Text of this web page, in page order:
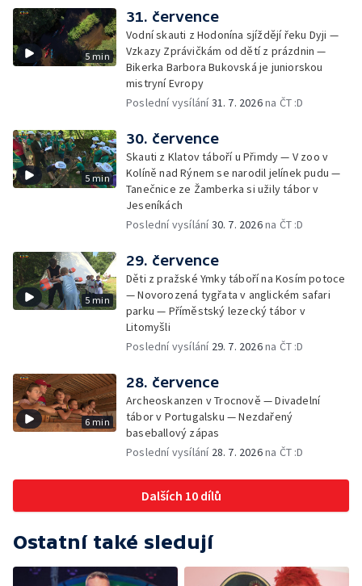
5 min
31. července
Vodní skauti z Hodonína sjíždějí řeku Dyji —
Vzkazy Zprávičkám od dětí z prázdnin —
Bikerka Barbora Bukovská je juniorskou
mistryní Evropy
Poslední vysílání31. 7. 2026na ČT :D
5 min
30. července
Skauti z Klatov táboří u Přimdy — V zoo v
Kolíně nad Rýnem se narodil jelínek pudu —
Tanečnice ze Žamberka si užily tábor v
Jeseníkách
Poslední vysílání30. 7. 2026na ČT :D
5 min
29. července
Děti z pražské Ymky táboří na Kosím potoce
— Novorozená tygřata v anglickém safari
parku — Příměstský lezecký tábor v
Litomyšli
Poslední vysílání 29. 7. 2026na ČT :D
6 min
28. července
Archeoskanzen v Trocnově — Divadelní
tábor v Portugalsku — Nezdařený
baseballový zápas
Poslední vysílání 28. 7. 2026na ČT :D
Dalších 10 dílů
Ostatní také sledují